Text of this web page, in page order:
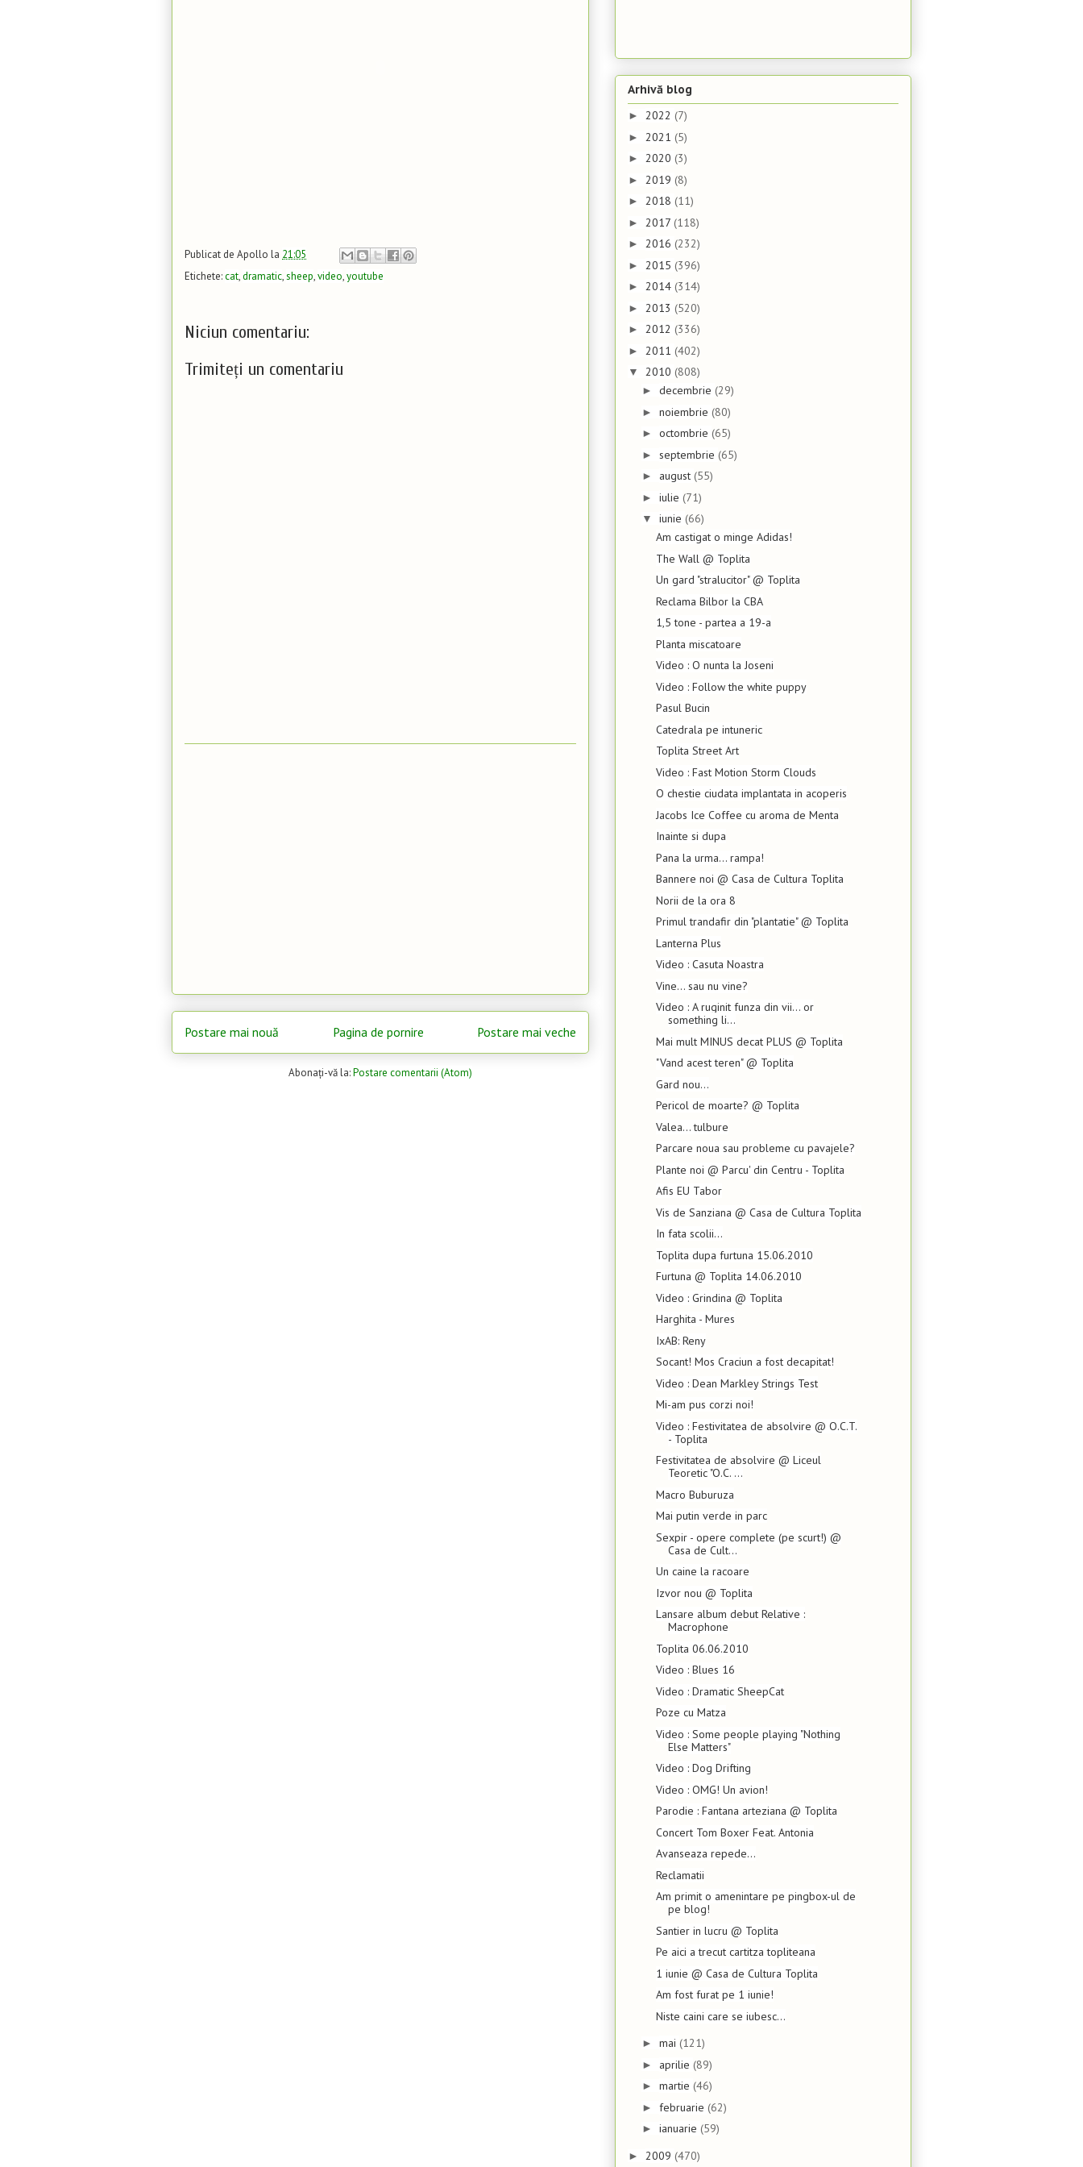
Publicat de Apollo la 21:05
Etichete:cat,dramatic,sheep,video,youtube
Niciun comentariu:
Trimiteți un comentariu
Postare mai nouă Postare mai veche
Pagina de pornire
Abonați-vă la:Postare comentarii (Atom)
Arhivă blog
► 2022 (7)
► 2021 (5)
► 2020 (3)
► 2019 (8)
► 2018 (11)
► 2017 (118)
► 2016 (232)
► 2015 (396)
► 2014 (314)
► 2013 (520)
► 2012 (336)
► 2011 (402)
▼ 2010 (808)
► decembrie (29)
► noiembrie (80)
► octombrie (65)
► septembrie (65)
► august (55)
► iulie (71)
▼ iunie (66)
Am castigat o minge Adidas!
The Wall @ Toplita
Un gard "stralucitor" @ Toplita
Reclama Bilbor la CBA
1,5 tone - partea a 19-a
Planta miscatoare
Video : O nunta la Joseni
Video : Follow the white puppy
Pasul Bucin
Catedrala pe intuneric
Toplita Street Art
Video : Fast Motion Storm Clouds
O chestie ciudata implantata in acoperis
Jacobs Ice Coffee cu aroma de Menta
Inainte si dupa
Pana la urma... rampa!
Bannere noi @ Casa de Cultura Toplita
Norii de la ora 8
Primul trandafir din "plantatie" @ Toplita
Lanterna Plus
Video : Casuta Noastra
Vine... sau nu vine?
Video : A ruginit funza din vii... or
something li...
Mai mult MINUS decat PLUS @ Toplita
"Vand acest teren" @ Toplita
Gard nou...
Pericol de moarte? @ Toplita
Valea... tulbure
Parcare noua sau probleme cu pavajele?
Plante noi @ Parcu' din Centru - Toplita
Afis EU Tabor
Vis de Sanziana @ Casa de Cultura Toplita
In fata scolii...
Toplita dupa furtuna 15.06.2010
Furtuna @ Toplita 14.06.2010
Video : Grindina @ Toplita
Harghita - Mures
IxAB: Reny
Socant! Mos Craciun a fost decapitat!
Video : Dean Markley Strings Test
Mi-am pus corzi noi!
Video : Festivitatea de absolvire @ O.C.T.
- Toplita
Festivitatea de absolvire @ Liceul
Teoretic "O.C. ...
Macro Buburuza
Mai putin verde in parc
Sexpir - opere complete (pe scurt!) @
Casa de Cult...
Un caine la racoare
Izvor nou @ Toplita
Lansare album debut Relative :
Macrophone
Toplita 06.06.2010
Video : Blues 16
Video : Dramatic SheepCat
Poze cu Matza
Video : Some people playing "Nothing
Else Matters"
Video : Dog Drifting
Video : OMG! Un avion!
Parodie : Fantana arteziana @ Toplita
Concert Tom Boxer Feat. Antonia
Avanseaza repede...
Reclamatii
Am primit o amenintare pe pingbox-ul de
pe blog!
Santier in lucru @ Toplita
Pe aici a trecut cartitza topliteana
1 iunie @ Casa de Cultura Toplita
Am fost furat pe 1 iunie!
Niste caini care se iubesc...
► mai (121)
► aprilie (89)
► martie (46)
► februarie (62)
► ianuarie (59)
► 2009 (470)